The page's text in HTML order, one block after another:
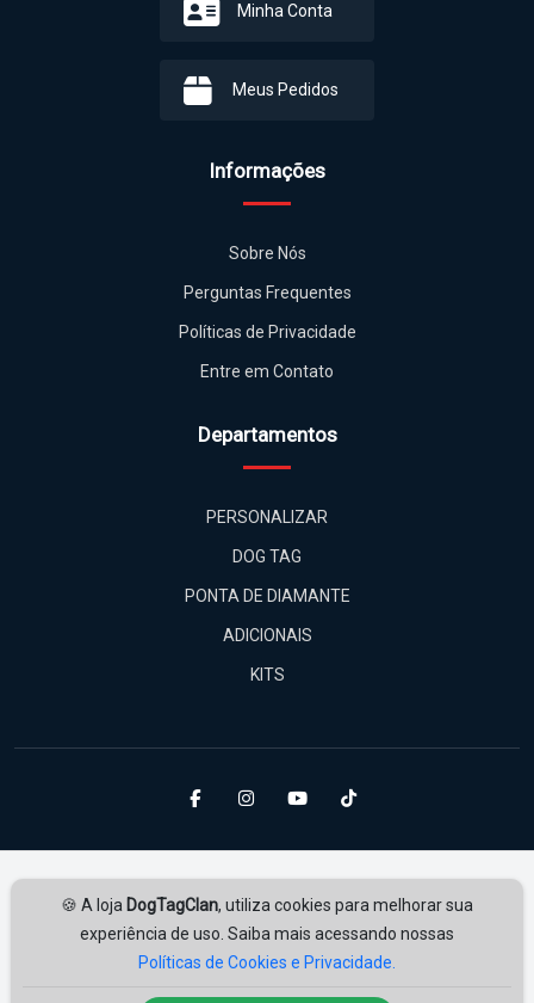
🍪 A loja DogTagClan, utiliza cookies para melhorar sua
experiência de uso. Saiba mais acessando nossas
Políticas de Cookies e Privacidade.
Minha Conta
Meus Pedidos
Informações
Sobre Nós
Perguntas Frequentes
Políticas de Privacidade
Entre em Contato
Departamentos
PERSONALIZAR
DOG TAG
PONTA DE DIAMANTE
ADICIONAIS
KITS
Desenvolvido porAmplie Soluções
ampliesolucoes.com.br